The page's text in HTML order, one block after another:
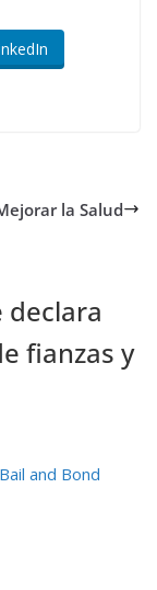
la Salud
declara
fianzas y
and Bond